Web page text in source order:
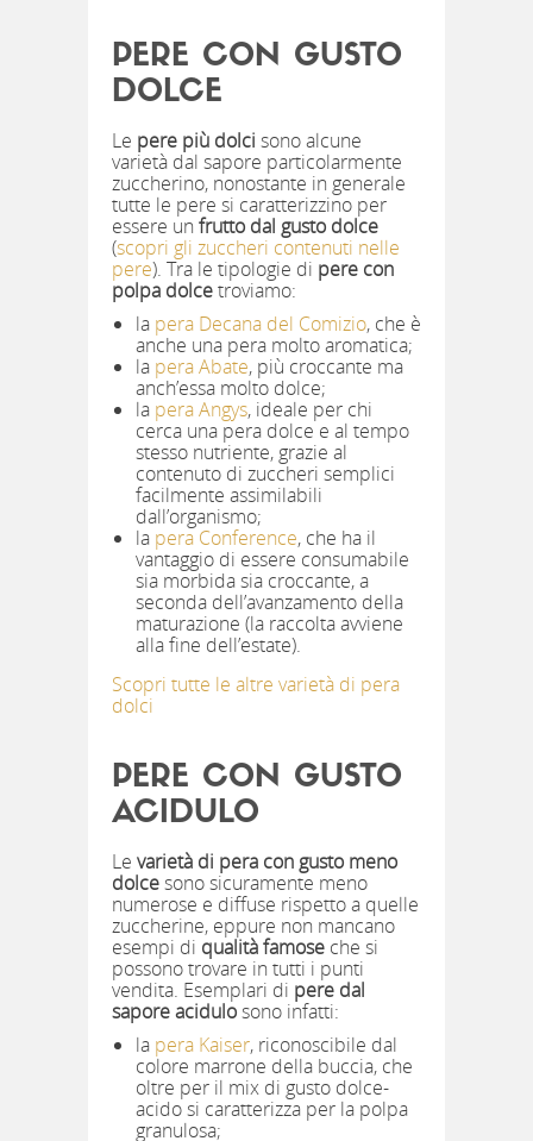
PERE CON GUSTO
DOLCE
Le pere più dolci sono alcune
varietà dal sapore particolarmente
zuccherino, nonostante in generale
tutte le pere si caratterizzino per
essere un frutto dal gusto dolce
(scopri gli zuccheri contenuti nelle
pere). Tra le tipologie di pere con
polpa dolcetroviamo:
la pera Decana del Comizio, che è
anche una pera molto aromatica;
la pera Abate, più croccante ma
anch’essa molto dolce;
la pera Angys, ideale per chi
cerca una pera dolce e al tempo
stesso nutriente, grazie al
contenuto di zuccheri semplici
facilmente assimilabili
dall’organismo;
la pera Conference, che ha il
vantaggio di essere consumabile
sia morbida sia croccante, a
seconda dell’avanzamento della
maturazione (la raccolta avviene
alla fine dell’estate).
Scopri tutte le altre varietà di pera
dolci
PERE CON GUSTO
ACIDULO
Le varietà di pera con gusto meno
dolcesono sicuramente meno
numerose e diffuse rispetto a quelle
zuccherine, eppure non mancano
esempi di qualità famose che si
possono trovare in tutti i punti
vendita. Esemplari di pere dal
sapore acidulosono infatti:
la pera Kaiser, riconoscibile dal
colore marrone della buccia, che
oltre per il mix di gusto dolce-
acido si caratterizza per la polpa
granulosa;